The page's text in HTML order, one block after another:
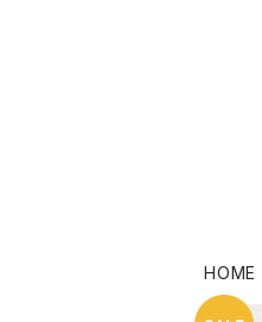
HOME